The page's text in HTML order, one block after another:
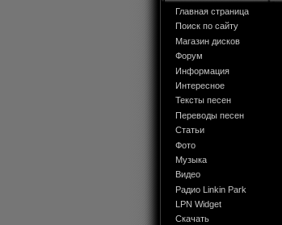
Главная страница
Поиск по сайту
Магазин дисков
Форум
Информация
Интересное
Тексты песен
Переводы песен
Статьи
Фото
Музыка
Видео
Радио Linkin Park
LPN Widget
Скачать